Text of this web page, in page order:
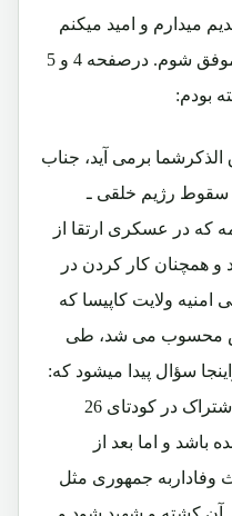
میدارم و امید میکنم
به دریافت جواب قناعت بخش موفق شوم. درصفحه 4 و 5
بودم:
برمی آید، جناب
از کودتای 7 ثور 1357 تا سقوط رژیم خلقی ـ
که در عسکری ارتقا از
و همچنان کار کردن در
ولایت کاپیسا که
محسوب می شد، طی
سؤال پیدا میشود که:
چطور امکان دارد، شخصیکه با اشتراک در کودتای 26
باشد و اما بعد از
جمهوری مثل